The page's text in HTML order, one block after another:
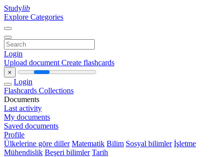
Studylib
Explore Categories
Login
Upload document Create flashcards
×
Login
Flashcards Collections
Documents
Last activity
My documents
Saved documents
Profile
Ülkelerine göre diller Matematik Bilim Sosyal bilimler İşletme
Mühendislik Beşeri bilimler Tarih